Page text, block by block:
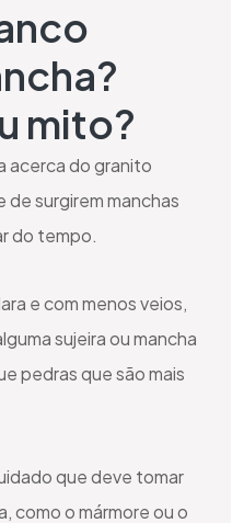
mito?
acerca do granito
de surgirem manchas
do tempo.
e com menos veios,
sujeira ou mancha
pedras que são mais
que deve tomar
como o mármore ou o